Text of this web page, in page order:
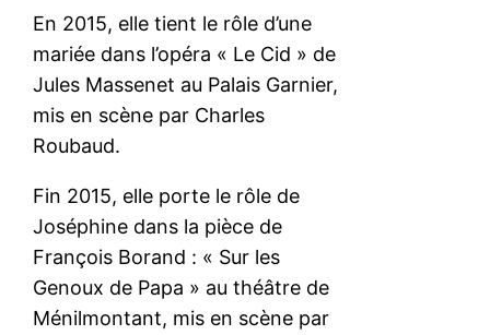
En 2015, elle tient le rôle d’une
mariée dans l’opéra « Le Cid » de
Jules Massenet au Palais Garnier,
mis en scène par Charles
Roubaud.
Fin 2015, elle porte le rôle de
Joséphine dans la pièce de
François Borand : « Sur les
Genoux de Papa » au théâtre de
Ménilmontant, mis en scène par